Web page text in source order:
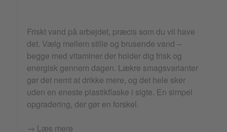
Friskt vand på arbejdet, præcis som du vil have
det. Vælg mellem stille og brusende vand –
begge med vitaminer der holder dig frisk og
energisk gennem dagen. Lækre smagsvarianter
gør det nemt at drikke mere, og det hele sker
uden en eneste plastikflaske i sigte. En simpel
opgradering, der gør en forskel.
→ Læs mere